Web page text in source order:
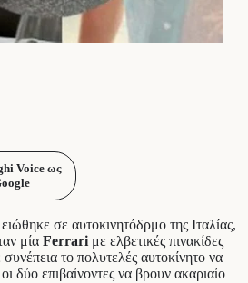
Voice ως
σε αυτοκινητόδρμο της Ιταλίας,
μία Ferrari με ελβετικές πινακίδες
το πολυτελές αυτοκίνητο να
δύο επιβαίνοντες να βρουν ακαριαίο